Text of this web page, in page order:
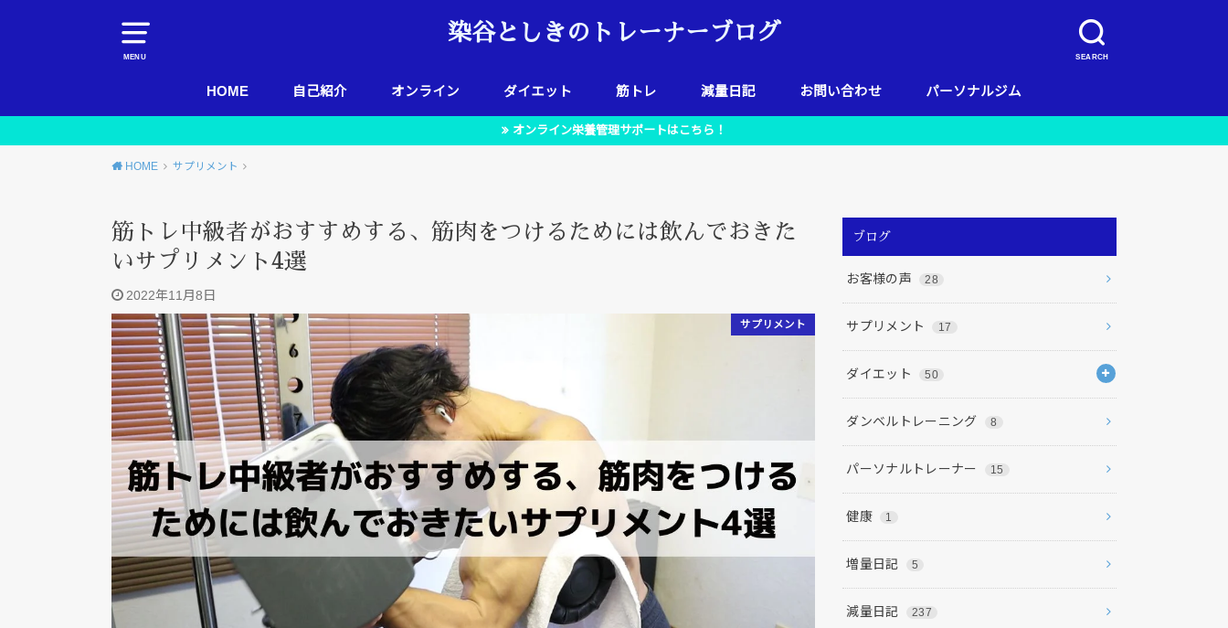
MENU SEARCH
染谷としきのトレーナーブログ
HOME 自己紹介 オンライン ダイエット 筋トレ 減量日記 お問い合わせ パーソナルジム
オンライン栄養管理サポートはこちら！
HOME サプリメント
筋トレ中級者がおすすめする、筋肉をつけるためには飲んでおきた
いサプリメント4選
2022年11月8日
サプリメント
ブログ
お客様の声 28
サプリメント 17
ダイエット 50
ダンベルトレーニング 8
パーソナルトレーナー 15
健康 1
増量日記 5
減量日記 237